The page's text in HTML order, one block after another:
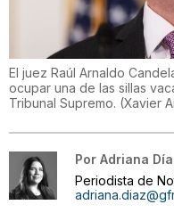
El juez Raúl Arnaldo
ocupar una de las sillas
Tribunal Supremo. (Xavier
Por Adriana
Periodista de